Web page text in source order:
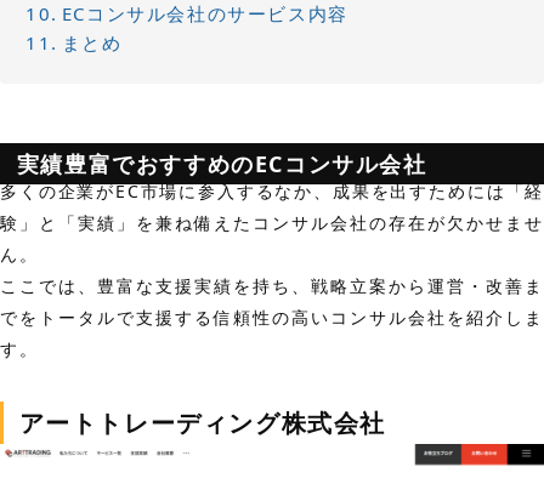
ECコンサル会社のサービス内容
まとめ
実績豊富でおすすめのECコンサル会社
多くの企業がEC市場に参入するなか、成果を出すためには「経
験」と「実績」を兼ね備えたコンサル会社の存在が欠かせませ
ん。
ここでは、豊富な支援実績を持ち、戦略立案から運営・改善ま
でをトータルで支援する信頼性の高いコンサル会社を紹介しま
す。
アートトレーディング株式会社